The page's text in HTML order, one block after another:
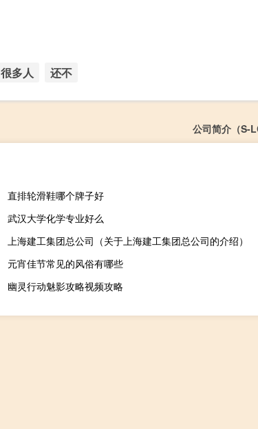
很多人 还不
公司简介（S-
直排轮滑鞋哪个牌子好
武汉大学化学专业好么
上海建工集团总公司（关于上海建工集团总公司的介绍）
元宵佳节常见的风俗有哪些
幽灵行动魅影攻略视频攻略